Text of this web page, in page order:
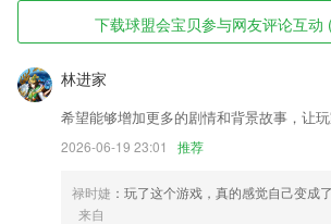
球盟会宝贝软件特色
1,分类榜单，你爱看的，这里都有，告别书荒不再
2,同时也包含了小小的创作游戏。最后在学习完
理考核，让孩子重新回顾课程知识，感受学习的快
3,成绩、课表、空闲教室，随时随地随手查
5,还有更多不一样功能都是可以去体验，带给用户
下载球盟会宝贝参与网友评论互动
林进家
希望能够增加更多的剧情和背景故事，让
2026-06-19 23:01 推荐
禄时婕 ：玩了这个游戏，真的感觉自己变成
来自